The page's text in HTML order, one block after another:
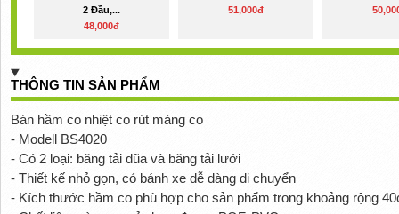
2 Đầu,...
48,000đ
51,000đ
THÔNG TIN SẢN PHẨM
Bán hầm co nhiệt co rút màng co
- Modell BS4020
- Có 2 loại: băng tải đũa và băng tải lưới
- Thiết kế nhỏ gọn, có bánh xe dễ dàng di chuyển
- Kích thước hầm co phù hợp cho sản phẩm trong khoảng rộng